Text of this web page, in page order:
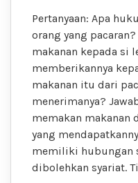
Pertanyaan: Apa
orang yang
makanan kepada si
memberikannya
makanan itu dari
menerimanya?
memakan makanan
yang
memiliki hubungan
dibolehkan syariat.